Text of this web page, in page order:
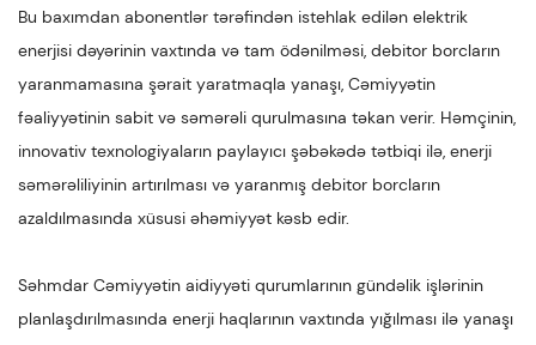
Bu baxımdan abonentlər tərəfindən istehlak edilən elektrik
enerjisi dəyərinin vaxtında və tam ödənilməsi, debitor borcların
yaranmamasına şərait yaratmaqla yanaşı, Cəmiyyətin
fəaliyyətinin sabit və səmərəli qurulmasına təkan verir. Həmçinin,
innovativ texnologiyaların paylayıcı şəbəkədə tətbiqi ilə, enerji
səmərəliliyinin artırılması və yaranmış debitor borcların
azaldılmasında xüsusi əhəmiyyət kəsb edir.
Səhmdar Cəmiyyətin aidiyyəti qurumlarının gündəlik işlərinin
planlaşdırılmasında enerji haqlarının vaxtında yığılması ilə yanaşı